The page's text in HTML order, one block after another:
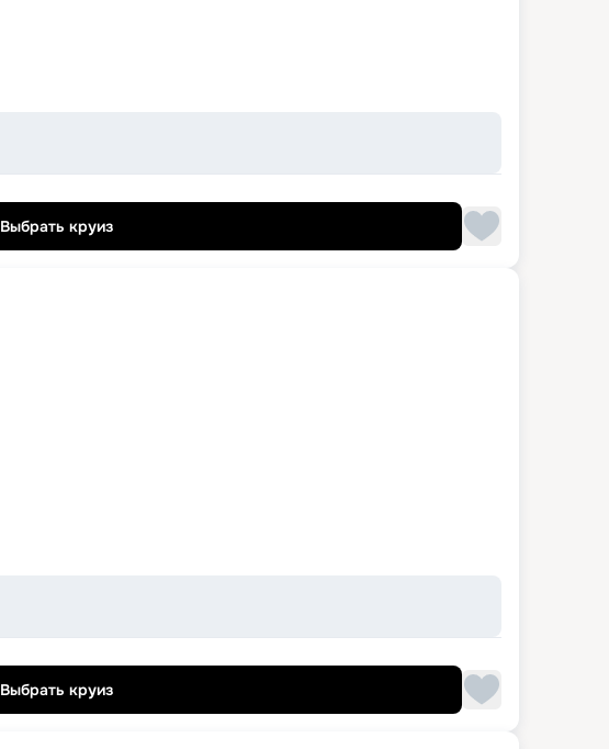
Выбрать круиз
Выбрать круиз